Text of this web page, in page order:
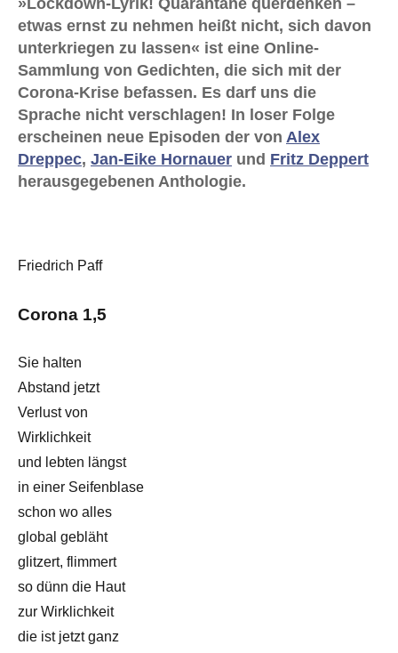
»Lockdown-Lyrik! Quarantäne querdenken –
etwas ernst zu nehmen heißt nicht, sich davon
unterkriegen zu lassen« ist eine Online-
Sammlung von Gedichten, die sich mit der
Corona-Krise befassen. Es darf uns die
Sprache nicht verschlagen! In loser Folge
erscheinen neue Episoden der von Alex
Dreppec, Jan-Eike Hornauer und Fritz Deppert
herausgegebenen Anthologie.
Friedrich Paff
Corona 1,5
Sie halten
Abstand jetzt
Verlust von
Wirklichkeit
und lebten längst
in einer Seifenblase
schon wo alles
global gebläht
glitzert, flimmert
so dünn die Haut
zur Wirklichkeit
die ist jetzt ganz